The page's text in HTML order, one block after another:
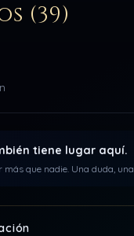
(39)
tiene lugar aquí.
más que nadie. Una duda,